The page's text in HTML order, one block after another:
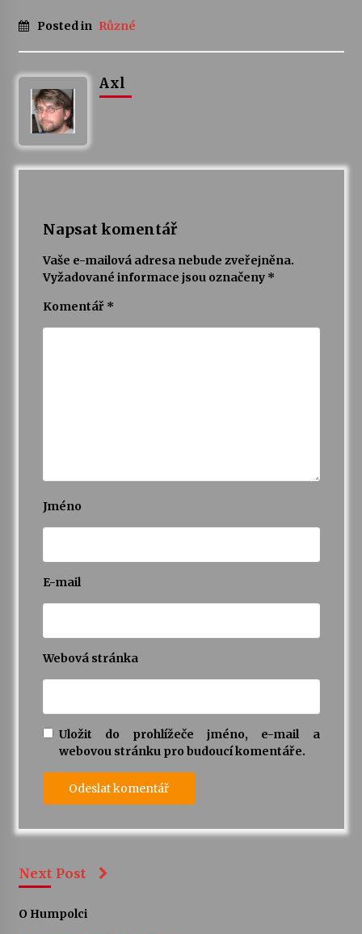
Letní koncerty ve Stromovce: Rufus Miller
Vysočinka
odkaz Josefa Čapka
13. 7. 2026
Posted in Různé
Axl
Napsat komentář
Vaše e-mailová adresa nebude zveřejněna.
Vyžadované informace jsou označeny *
Komentář *
Jméno
E-mail
Webová stránka
Uložit do prohlížeče jméno, e-mail a
webovou stránku pro budoucí komentáře.
Next Post
O Humpolci